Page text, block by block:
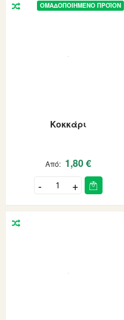
ΟΜΑΔΟΠΟΙΗΜΈΝΟ ΠΡΟΪΌΝ
Κοκκάρι
Από 1,80 €